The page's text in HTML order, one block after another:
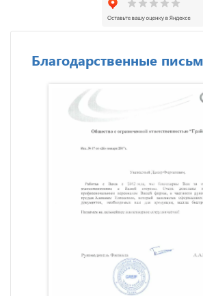
Благодарственные